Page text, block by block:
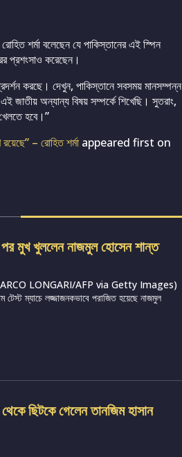
শর্মা বলেছেন যে পাকিস্তানের এই স্পিন
প্রশংসাও করেছেন।
করছে। দেখুন, পাকিস্তানে সবসময় মানসম্পন্ন
জাতীয় অন্যান্য বিষয় সম্পর্কে শিখেছি। সুতরাং,
হবে।”
– রোহিত শর্মা appeared first on
পর মুখ খুললেন নাজমুল হোসেন শান্ত
LONGARI/AFP via Getty Images)
টেস্ট ম্যাচে লজ্জাজনকভাবে পরাজিত হয়েছে নাজমুল
ছিটকে গেলেন তানজিম হাসান